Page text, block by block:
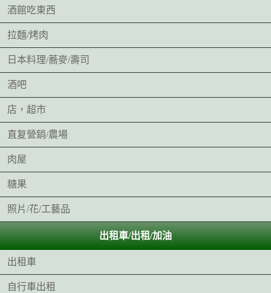
酒館吃東西
拉麵/烤肉
日本料理/蕎麥/壽司
酒吧
店，超市
直复營銷/農場
肉屋
糖果
照片/花/工藝品
出租車/出租/加油
出租車
自行車出租